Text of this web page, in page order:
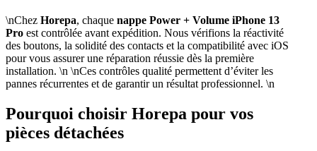
\nChez Horepa, chaque nappe Power + Volume iPhone 13
Pro est contrôlée avant expédition. Nous vérifions la réactivité
des boutons, la solidité des contacts et la compatibilité avec iOS
pour vous assurer une réparation réussie dès la première
installation. \n \nCes contrôles qualité permettent d’éviter les
pannes récurrentes et de garantir un résultat professionnel. \n
Pourquoi choisir Horepa pour vos
pièces détachées